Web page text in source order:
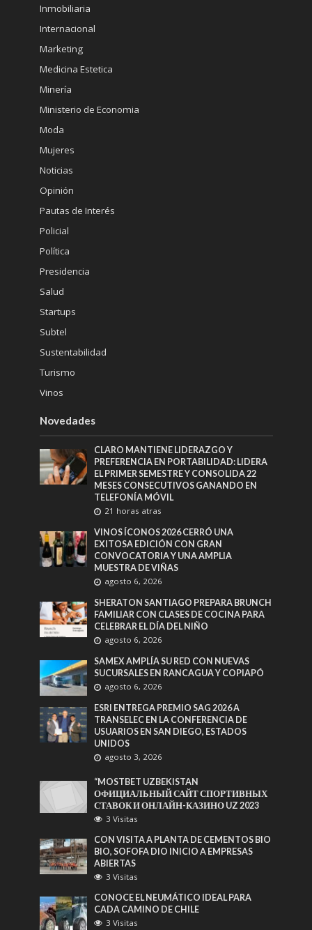
Inmobiliaria
Internacional
Marketing
Medicina Estetica
Minería
Ministerio de Economia
Moda
Mujeres
Noticias
Opinión
Pautas de Interés
Policial
Política
Presidencia
Salud
Startups
Subtel
Sustentabilidad
Turismo
Vinos
Novedades
CLARO MANTIENE LIDERAZGO Y
PREFERENCIA EN PORTABILIDAD: LIDERA
EL PRIMER SEMESTRE Y CONSOLIDA 22
MESES CONSECUTIVOS GANANDO EN
TELEFONÍA MÓVIL
21 horas atras
VINOS ÍCONOS 2026 CERRÓ UNA
EXITOSA EDICIÓN CON GRAN
CONVOCATORIA Y UNA AMPLIA
MUESTRA DE VIÑAS
agosto 6, 2026
SHERATON SANTIAGO PREPARA BRUNCH
FAMILIAR CON CLASES DE COCINA PARA
CELEBRAR EL DÍA DEL NIÑO
agosto 6, 2026
SAMEX AMPLÍA SU RED CON NUEVAS
SUCURSALES EN RANCAGUA Y COPIAPÓ
agosto 6, 2026
ESRI ENTREGA PREMIO SAG 2026 A
TRANSELEC EN LA CONFERENCIA DE
USUARIOS EN SAN DIEGO, ESTADOS
UNIDOS
agosto 3, 2026
“MOSTBET UZBEKISTAN
ОФИЦИАЛЬНЫЙ САЙТ СПОРТИВНЫХ
СТАВОК И ОНЛАЙН-КАЗИНО UZ 2023
3 Visitas
CON VISITA A PLANTA DE CEMENTOS BIO
BIO, SOFOFA DIO INICIO A EMPRESAS
ABIERTAS
3 Visitas
CONOCE EL NEUMÁTICO IDEAL PARA
CADA CAMINO DE CHILE
3 Visitas